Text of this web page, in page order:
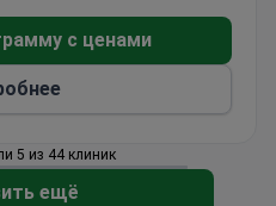
всего клинику
Европы, стран
Австралии и стран
с ценами
5 из 44 клиник
ещё